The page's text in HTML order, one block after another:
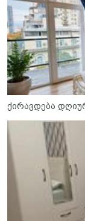
ქირავდება